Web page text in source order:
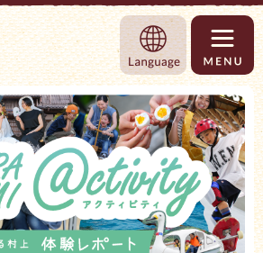
村上市観光情報総合サイト 村上市観光
Language